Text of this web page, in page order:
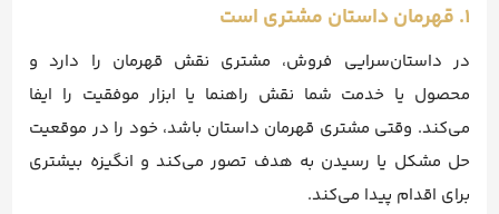
۱. قهرمان داستان مشتری است
در داستان‌سرایی فروش، مشتری نقش قهرمان را دارد و
محصول یا خدمت شما نقش راهنما یا ابزار موفقیت را ایفا
می‌کند. وقتی مشتری قهرمان داستان باشد، خود را در موقعیت
حل مشکل یا رسیدن به هدف تصور می‌کند و انگیزه بیشتری
برای اقدام پیدا می‌کند.